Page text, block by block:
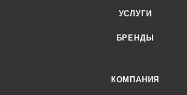
УСЛУГИ
БРЕНДЫ
КОМПАНИЯ